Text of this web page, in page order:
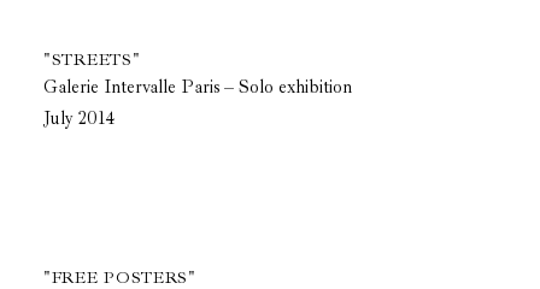
"STREETS"
Galerie Intervalle Paris – Solo exhibition
July 2014
"FREE POSTERS"